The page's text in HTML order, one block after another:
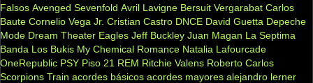
Falsos Avenged Sevenfold Avril Lavigne Bersuit Vergarabat Carlos
Baute Cornelio Vega Jr. Cristian Castro DNCE David Guetta Depeche
Mode Dream Theater Eagles Jeff Buckley Juan Magan La Septima
Banda Los Bukis My Chemical Romance Natalia Lafourcade
OneRepublic PSY Piso 21 REM Ritchie Valens Roberto Carlos
Scorpions Train acordes básicos acordes mayores alejandro lerner